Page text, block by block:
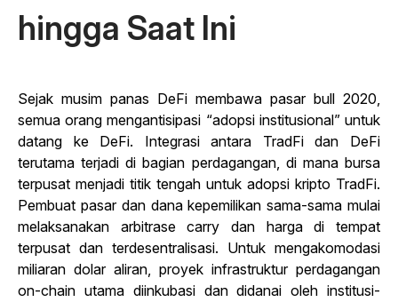
hingga Saat Ini
Sejak musim panas DeFi membawa pasar bull 2020,
semua orang mengantisipasi “adopsi institusional” untuk
datang ke DeFi. Integrasi antara TradFi dan DeFi
terutama terjadi di bagian perdagangan, di mana bursa
terpusat menjadi titik tengah untuk adopsi kripto TradFi.
Pembuat pasar dan dana kepemilikan sama-sama mulai
melaksanakan arbitrase carry dan harga di tempat
terpusat dan terdesentralisasi. Untuk mengakomodasi
miliaran dolar aliran, proyek infrastruktur perdagangan
on-chain utama diinkubasi dan didanai oleh institusi-